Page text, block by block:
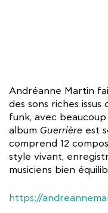
Andréanne Martin
des sons riches issus
funk, avec
album Guerrière est
comprend 12
style vivant,
musiciens bien
https://